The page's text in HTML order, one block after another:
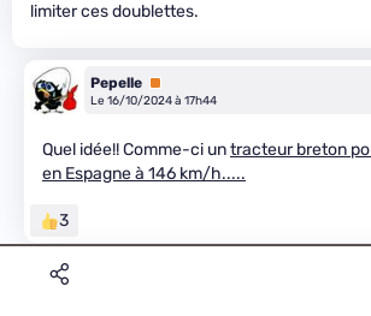
limiter ces doublettes.
Pepelle Premium
Le 16/10/2024 à 17h44
Quel idée!! Comme-ci untracteur breton
en Espagne à 146 km/h.....
3